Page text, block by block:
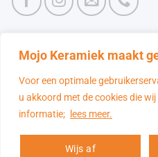
Mojo Keramiek maakt
Voor een optimale
u akkoord met de cookies die
informatie;
lees meer.
Wijs af
IDeal
Copyright 2026 ©
Shimpo